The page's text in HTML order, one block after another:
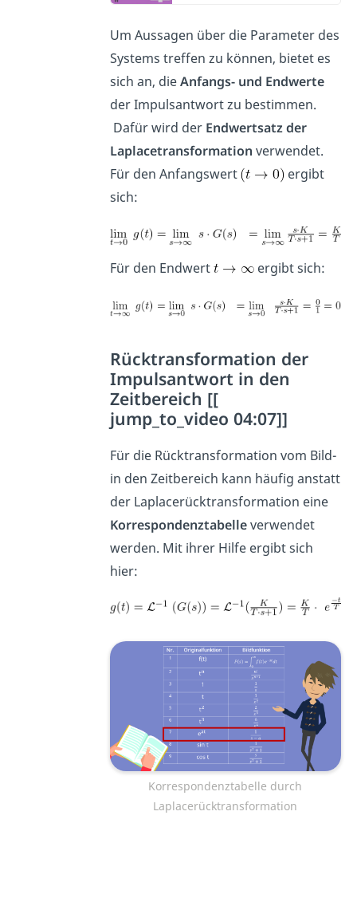
Um Aussagen über die Parameter des
Systems treffen zu können, bietet es
sich an, dieAnfangs- und Endwerte
der Impulsantwort zu bestimmen.
Dafür wird der Endwertsatz der
Laplacetransformation verwendet.
Für den Anfangswert
ergibt
sich:
Für den Endwert ergibt sich:
Rücktransformation der
Impulsantwort in den
Zeitbereich [[
jump_to_video 04:07]]
Für die Rücktransformation vom Bild-
in den Zeitbereich kann häufig anstatt
der Laplacerücktransformation eine
Korrespondenztabelleverwendet
werden. Mit ihrer Hilfe ergibt sich
hier:
Korrespondenztabelle durch
Laplacerücktransformation